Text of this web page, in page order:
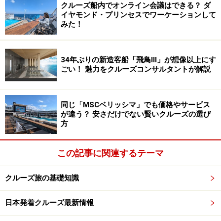
クルーズ船内でオンライン会議はできる？ ダ
イヤモンド・プリンセスでワーケーションして
みた！
34年ぶりの新造客船「飛鳥lll」が想像以上にす
ごい！ 魅力をクルーズコンサルタントが解説
同じ「MSCベリッシマ」でも価格やサービス
が違う？ 安さだけでない賢いクルーズの選び
方
この記事に関連するテーマ
クルーズ旅の基礎知識
日本発着クルーズ最新情報